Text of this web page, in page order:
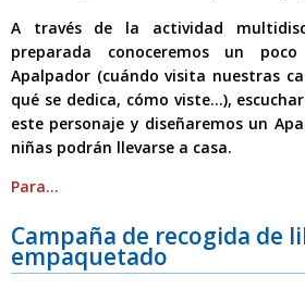
A través de la actividad
preparada conoceremos un
Apalpador (cuándo visita nuestras
qué se dedica, cómo viste...),
este personaje y diseñaremos un
niñas podrán llevarse a casa.
Para...
Campaña de recogida de
empaquetado